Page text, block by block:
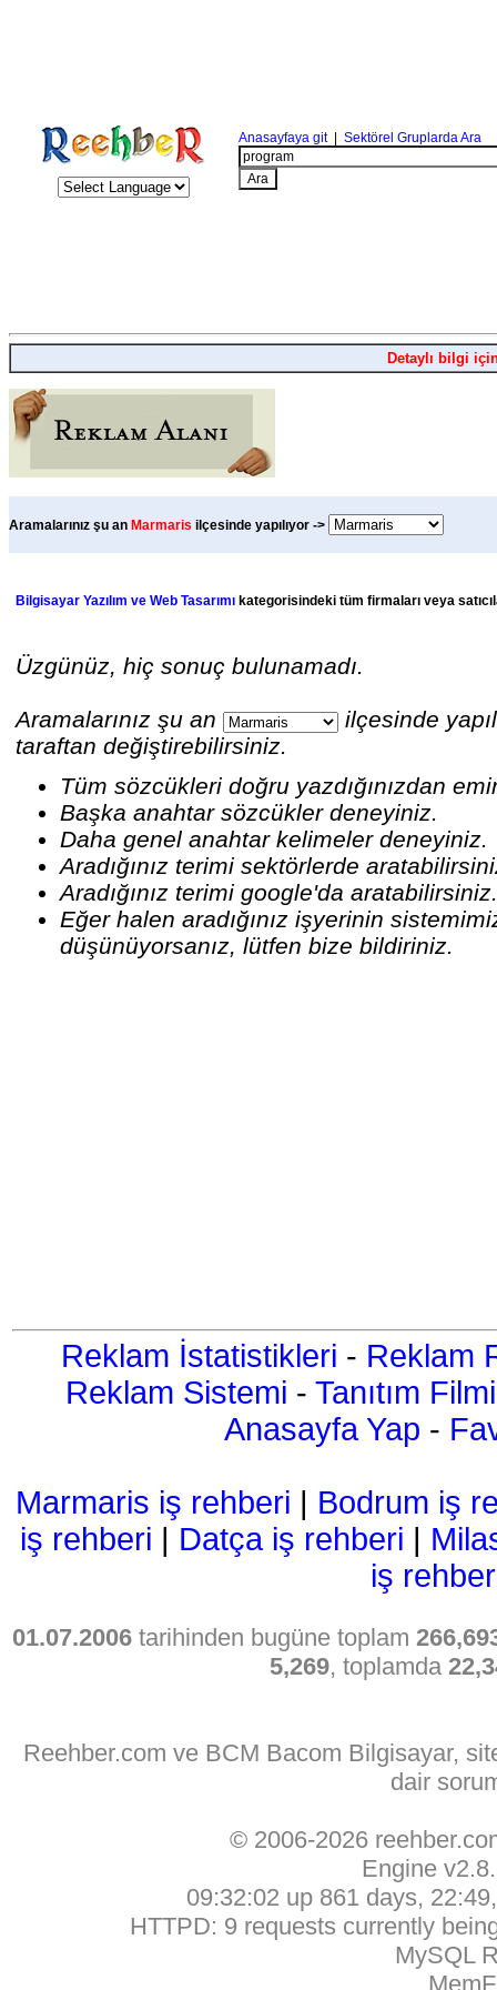
Anasayfaya git| Sektörel Gruplarda Ara
Detaylı bilgi
Aramalarınız şu an Marmaris ilçesinde yapılıyor ->
Bilgisayar Yazılım ve Web Tasarımı kategorisindeki tüm firmaları veya
Üzgünüz, hiç sonuç bulunamadı.
Aramalarınız şu an
ilçesinde
taraftan değiştirebilirsiniz.
Tüm sözcükleri doğru yazdığınızdan
Başka anahtar sözcükler deneyiniz.
Daha genel anahtar kelimeler deneyiniz.
Aradığınız terimi sektörlerde
Aradığınız terimi google'da
Eğer halen aradığınız işyerinin
düşünüyorsanız, lütfen bize bildiriniz.
Reklam İstatistikleri - Reklam
Reklam Sistemi - Tanıtım Filmi
Anasayfa Yap -
Marmaris iş rehberi | Bodrum iş
iş rehberi | Datça iş rehberi |
iş
01.07.2006 tarihinden bugüne toplam
5,269, toplamda
Reehber.com ve BCM Bacom Bilgisayar,
dair
© 2006-2026
Engine
09:32:02 up 861 days,
HTTPD: 9 requests currently
MySQL